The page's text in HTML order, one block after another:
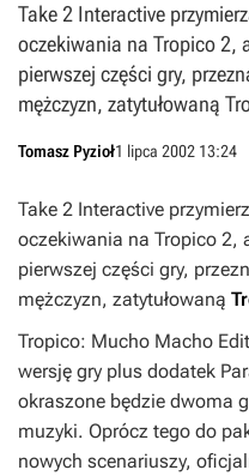
Take 2 Interactive
oczekiwania na Tropico 2,
pierwszej części gry,
mężczyzn, zatytułowaną
Tomasz Pyzioł1 lipca 2002 13:24
Take 2 Interactive
oczekiwania na Tropico 2,
pierwszej części gry,
mężczyzn, zatytułowaną
Tropico: Mucho Macho
wersję gry plus dodatek
okraszone będzie dwoma
muzyki. Oprócz tego do
nowych scenariuszy,